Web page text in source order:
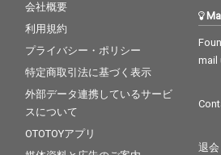
会社概要
利用規約
プライバシー・ポリシー
特定商取引法に基づく表示
外部データ連携しているサービ
スについて
OTOTOYアプリ
mail
退会